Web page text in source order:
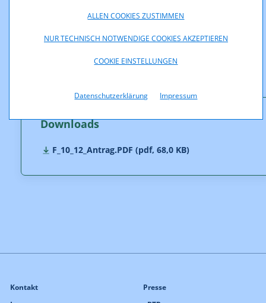
ALLEN COOKIES ZUSTIMMEN
NUR TECHNISCH NOTWENDIGE COOKIES AKZEPTIEREN
COOKIE EINSTELLUNGEN
Datenschutzerklärung Impressum
Genehmigung der Überlassung von Frequenzen (siehe pdf-
Downloads
F_10_12_Antrag.PDF (pdf, 68,0 KB)
Kontakt
Presse